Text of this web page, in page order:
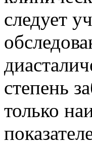
следует
степень
только